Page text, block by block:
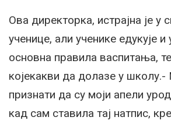
Ова директорка, истрајна је у
ученице, али ученике едукује
основна правила васпитања,
којекакви да долазе у
признати да су моји апели
кад сам ставила тај натпис,